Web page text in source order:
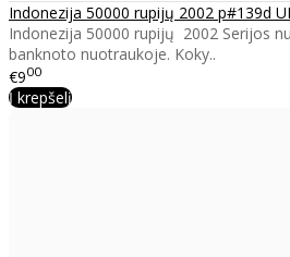
Indonezija 50000 rupijų 2002 p#139d
Indonezija 50000 rupijų 2002 Serijos
banknoto nuotraukoje. Koky..
€900
Į krepšelį